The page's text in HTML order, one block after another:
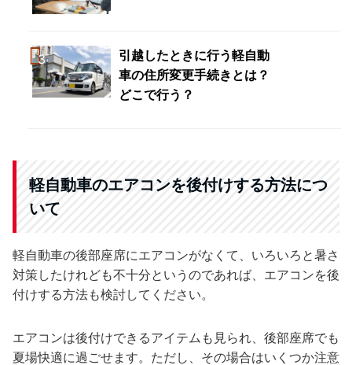
引越したときに行う軽自動
車の住所変更手続きとは？
どこで行う？
軽自動車のエアコンを後付けする方法につ
いて
軽自動車の後部座席にエアコンがなくて、いろいろと暑さ
対策したけれども不十分というのであれば、エアコンを後
付けする方法も検討してください。
エアコンは後付けできるアイテムも見られ、後部座席でも
夏場快適に過ごせます。ただし、その場合はいくつか注意